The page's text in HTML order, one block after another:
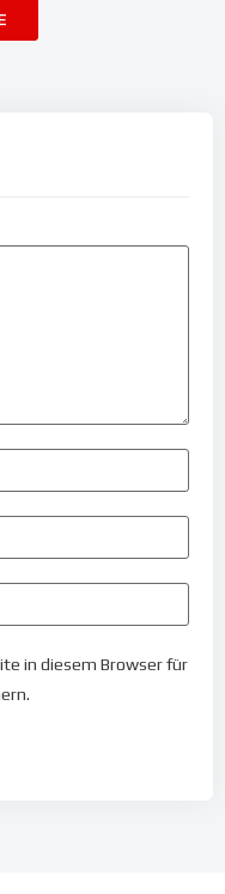
in diesem Browser für